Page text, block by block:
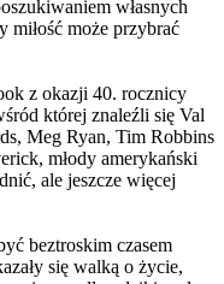
własnych
miłość może przybrać
z okazji 40. rocznicy
której znaleźli się Val
Meg Ryan, Tim Robbins
młody amerykański
ale jeszcze więcej
beztroskim czasem
się walką o życie,